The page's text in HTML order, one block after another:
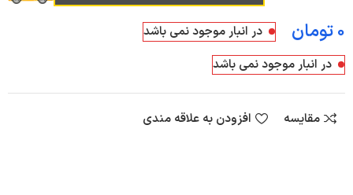
تومان
در انبار موجود نمی باشد
در انبار موجود نمی باشد
مقایسه افزودن به علاقه مندی